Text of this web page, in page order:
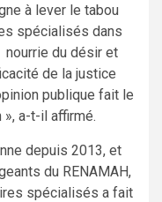
à lever le tabou
spécialisés dans
nourrie du désir et
de la justice
publique fait le
a-t-il affirmé.
depuis 2013, et
du RENAMAH,
spécialisés a fait